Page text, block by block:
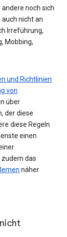
noch sich
nicht an
Irreführung,
Mobbing,
und Richtlinien
von
über
der diese
diese Regeln
einen
das
näher